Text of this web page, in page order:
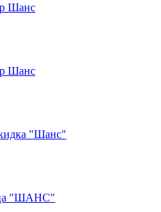
Шанс
Шанс
"Шанс"
"ШАНС"